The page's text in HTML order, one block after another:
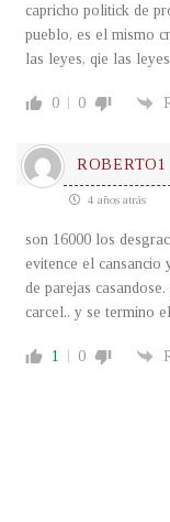
capricho politick de
pueblo, es el mismo
las leyes, qie las
0 0
ROBERTO1
4 años atrás
son 16000 los
evitence el cansancio
de parejas
carcel.. y se termino
1 0